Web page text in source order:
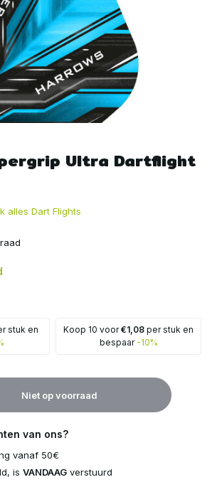
Ultra Dartflight
alles Dart Flights
stuk en
Koop 10 voor€1,08 per stuk en
bespaar -10%
Niet op voorraad
van ons?
vanaf 50€
is VANDAAG verstuurd